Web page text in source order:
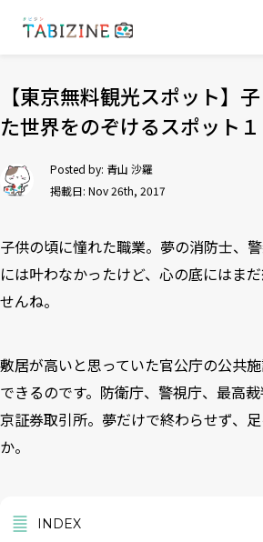
【東京無料観光スポット】
た世界をのぞけるスポット
Posted by: 青山 沙羅
掲載日: Nov 26th, 2017
子供の頃に憧れた職業。夢の消防士、
には叶わなかったけど、心の底にはま
せんね。
敷居が高いと思っていた官公庁の公共施
できるのです。防衛庁、警視庁、最高
京証券取引所。夢だけで終わらせず、
か。
INDEX